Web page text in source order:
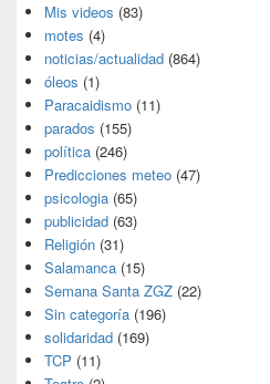
Mis videos (83)
motes (4)
noticias/actualidad (864)
óleos (1)
Paracaidismo (11)
parados (155)
política (246)
Predicciones meteo (47)
psicologia (65)
publicidad (63)
Religión (31)
Salamanca (15)
Semana Santa ZGZ (22)
Sin categoría (196)
solidaridad (169)
TCP (11)